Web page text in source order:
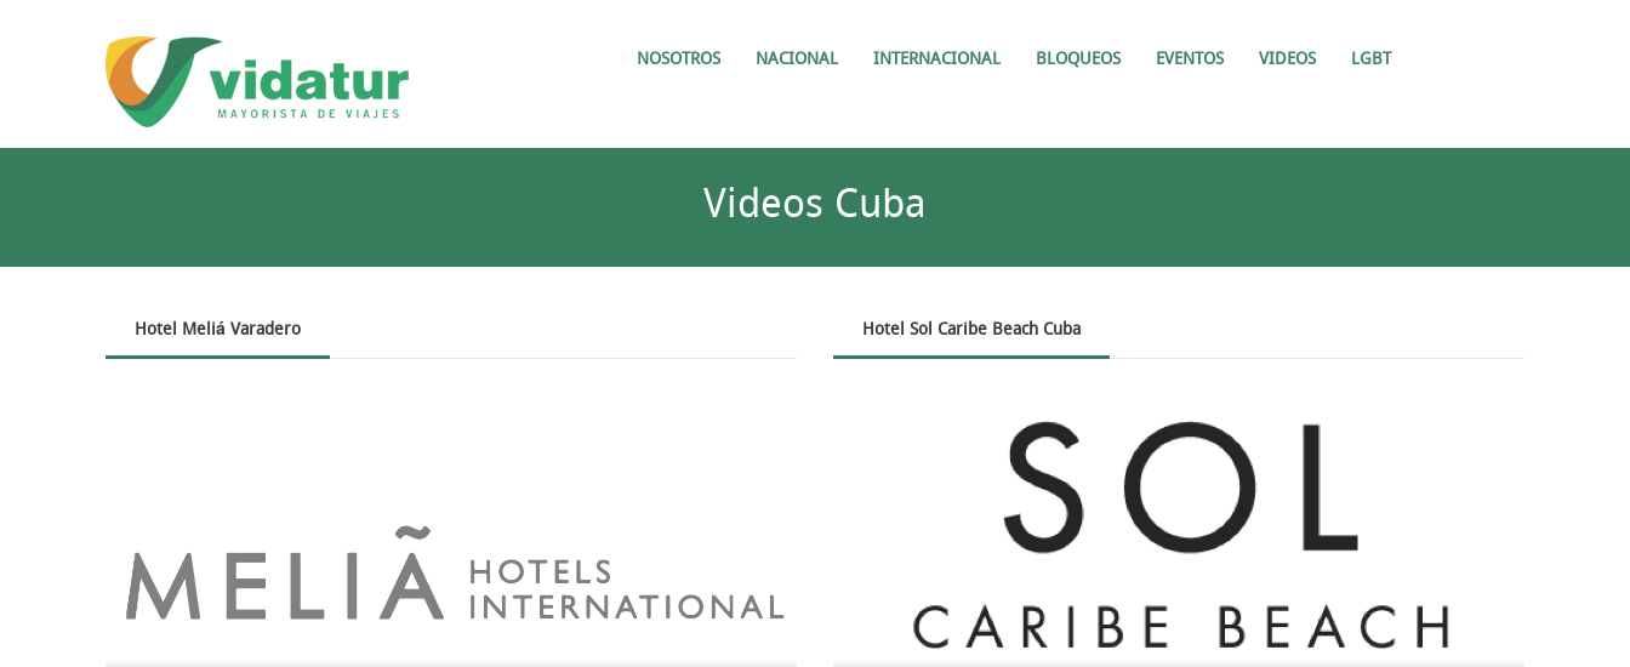
NOSOTROS NACIONAL INTERNACIONAL BLOQUEOS EVENTOS VIDEOS LGBT
Videos Cuba
Hotel Meliá Varadero Hotel Sol Caribe Beach Cuba